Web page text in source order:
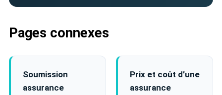
Pages connexes
Soumission
assurance
Prix et coût d’une
assurance